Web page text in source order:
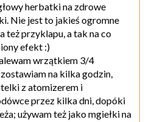
herbatki na zdrowe
Nie jest to jakieś ogromne
też przyklapu, a tak na co
efekt :)
wrzątkiem 3/4
na kilka godzin,
z atomizerem i
przez kilka dni, dopóki
używam też jako mgiełki na